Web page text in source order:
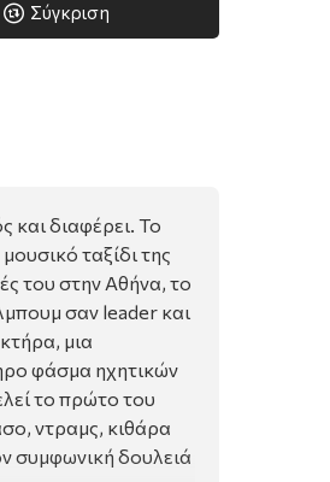
Σύγκριση
και διαφέρει. Το
ταξίδι της
του στην Αθήνα, το
σαν leader και
μια
φάσμα ηχητικών
το πρώτο του
ντραμς, κιθάρα
συμφωνική δουλειά